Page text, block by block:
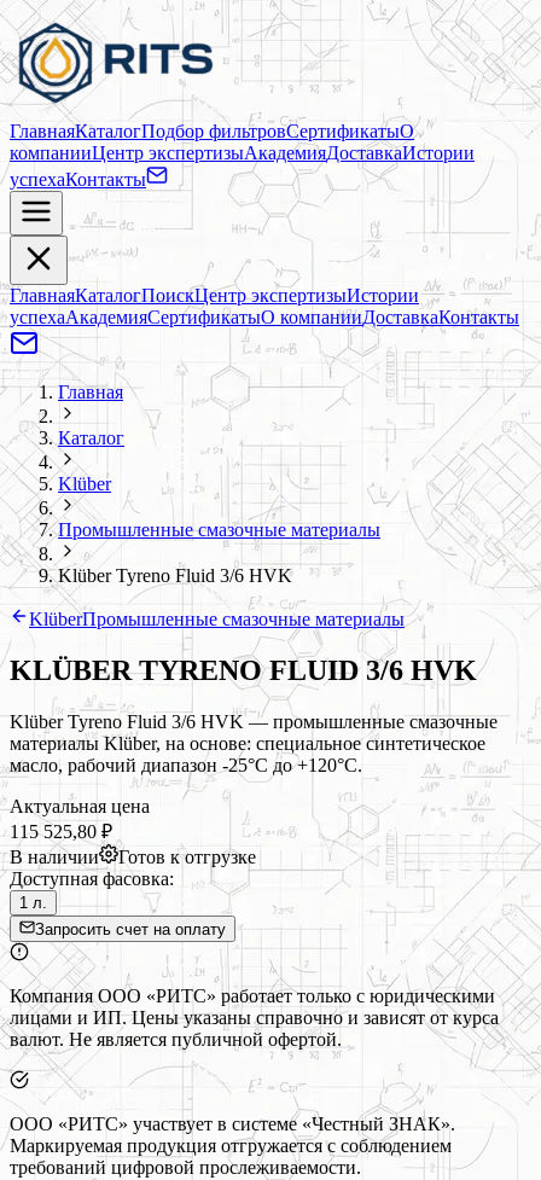
ГлавнаяКаталогПодбор фильтровСертификатыО
компанииЦентр экспертизыАкадемияДоставкаИстории
успехаКонтакты
ГлавнаяКаталогПоискЦентр экспертизыИстории
успехаАкадемияСертификатыО компанииДоставкаКонтакты
Главная
Каталог
Klüber
Промышленные смазочные материалы
Klüber Tyreno Fluid 3/6 HVK
KlüberПромышленные смазочные материалы
KLÜBER TYRENO FLUID 3/6 HVK
Klüber Tyreno Fluid 3/6 HVK — промышленные смазочные
материалы Klüber, на основе: специальное синтетическое
масло, рабочий диапазон -25°C до +120°C.
Актуальная цена
115 525,80 ₽
В наличии
Готов к отгрузке
Доступная фасовка:
1 л.
Запросить счет на оплату
Компания ООО «РИТС» работает только с юридическими
лицами и ИП. Цены указаны справочно и зависят от курса
валют. Не является публичной офертой.
ООО «РИТС» участвует в системе «Честный ЗНАК».
Маркируемая продукция отгружается с соблюдением
требований цифровой прослеживаемости.